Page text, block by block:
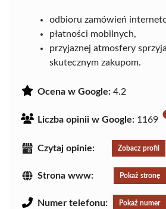
odbioru zamówień
płatności mobilnych,
przyjaznej atmosfery
skutecznym zakupom.
Ocena w Google: 4.2
Liczba opinii w Google: 1169
Czytaj opinie: Zobacz profil
Strona www: Pokaż stronę
Numer telefonu: Pokaż numer